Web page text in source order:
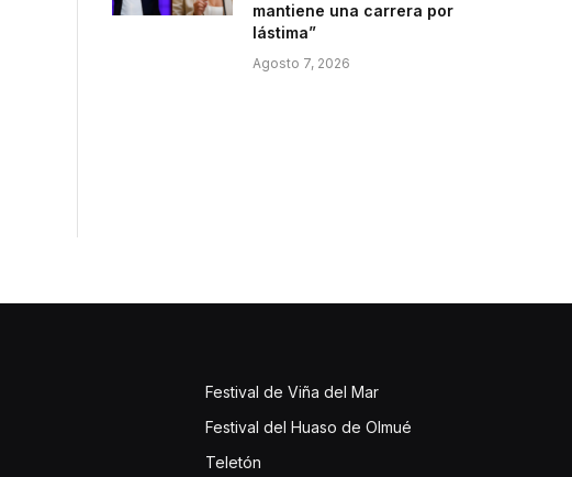
mantiene una carrera por
lástima”
Agosto 7, 2026
Festival de Viña del Mar
Festival del Huaso de Olmué
Teletón